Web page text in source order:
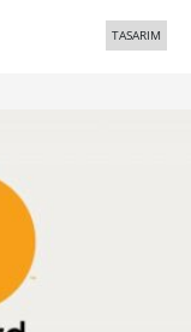
TASARIM